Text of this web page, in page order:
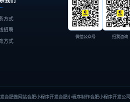
方式
招聘
方式
微信公众号 扫我咨询
合肥做网站合肥小程序开发合肥小程序制作合肥小程序开发公司